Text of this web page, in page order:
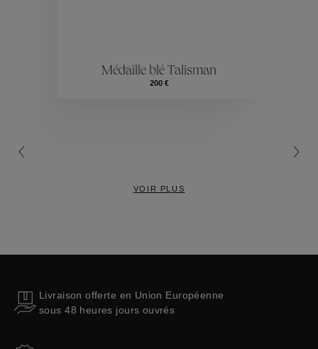
Collections
Médaille blé Talisman
200 €
VOIR PLUS
Livraison offerte en Union Européenne
sous 48 heures jours ouvrés